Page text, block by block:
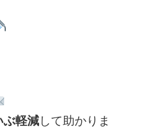
ぶ軽減して助かりま